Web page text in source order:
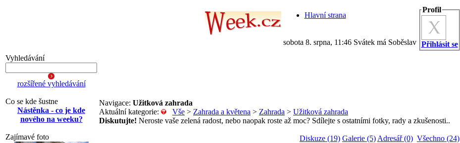
Hlavní strana
sobota 8. srpna, 11:46 Svátek má Soběslav
Profil
Přihlásit se
Vyhledávání
rozšířené vyhledávání
Co se kde šustne
Nástěnka - co je kde
nového na weeku?
Zajímavé foto
Navigace: Užitková zahrada
Aktuální kategorie:
Vše > Zahrada a květena > Zahrada > Užitková zahrada
Diskutujte! Neroste vaše zelená radost, nebo naopak roste až moc? Sdílejte s ostatními fotky, rady a zkušenosti..
Diskuze (19) Galerie (5) Adresář (0) Všechno (24)